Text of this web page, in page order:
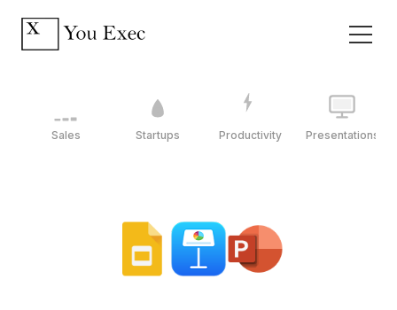
Sales Startups Productivity Presentations